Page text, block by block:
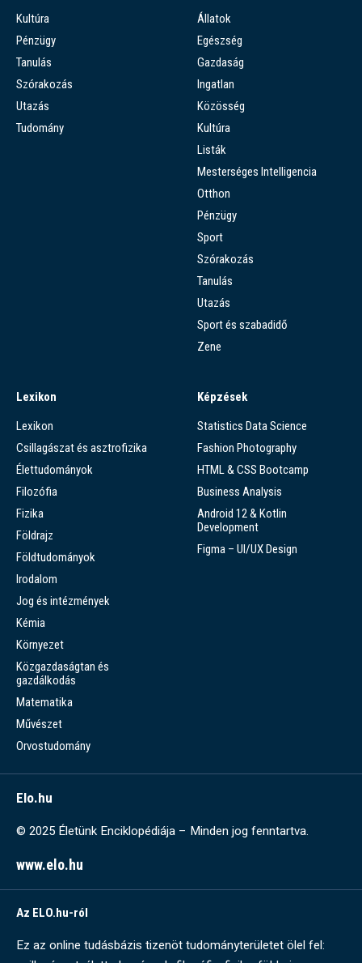
Kultúra
Pénzügy
Tanulás
Szórakozás
Utazás
Tudomány
Állatok
Egészség
Gazdaság
Ingatlan
Közösség
Kultúra
Listák
Mesterséges Intelligencia
Otthon
Pénzügy
Sport
Szórakozás
Tanulás
Utazás
Sport és szabadidő
Zene
Lexikon
Lexikon
Csillagászat és asztrofizika
Élettudományok
Filozófia
Fizika
Földrajz
Földtudományok
Irodalom
Jog és intézmények
Kémia
Környezet
Közgazdaságtan és
gazdálkodás
Matematika
Művészet
Orvostudomány
Képzések
Statistics Data Science
Fashion Photography
HTML & CSS Bootcamp
Business Analysis
Android 12 & Kotlin
Development
Figma – UI/UX Design
Elo.hu
© 2025 Életünk Enciklopédiája – Minden jog fenntartva.
www.elo.hu
Az ELO.hu-ról
Ez az online tudásbázis tizenöt tudományterületet ölel fel: